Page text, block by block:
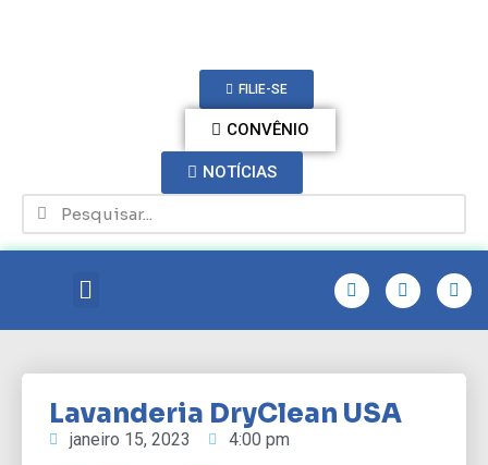
FILIE-SE
CONVÊNIO
NOTÍCIAS
Lavanderia DryClean USA
janeiro 15, 2023 4:00 pm